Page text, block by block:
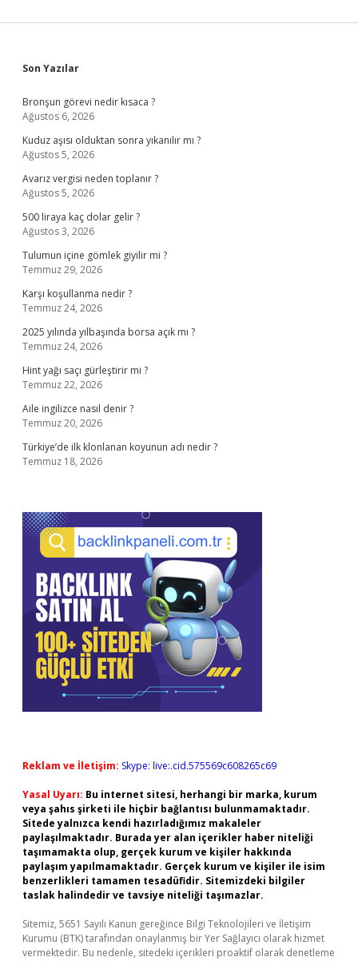
Sidebar
Son Yazılar
Bronşun görevi nedir kısaca ?
Ağustos 6, 2026
Kuduz aşısı olduktan sonra yıkanılır mı ?
Ağustos 5, 2026
Avarız vergisi neden toplanır ?
Ağustos 5, 2026
500 liraya kaç dolar gelir ?
Ağustos 3, 2026
Tulumun içine gömlek giyilir mi ?
Temmuz 29, 2026
Karşı koşullanma nedir ?
Temmuz 24, 2026
2025 yılında yılbaşında borsa açık mı ?
Temmuz 24, 2026
Hint yağı saçı gürleştirir mi ?
Temmuz 22, 2026
Aile ingilizce nasıl denir ?
Temmuz 20, 2026
Türkiye’de ilk klonlanan koyunun adı nedir ?
Temmuz 18, 2026
Reklam ve İletişim: Skype: live:.cid.575569c608265c69
Yasal Uyarı: Bu internet sitesi, herhangi bir marka, kurum
veya şahıs şirketi ile hiçbir bağlantısı bulunmamaktadır.
Sitede yalnızca kendi hazırladığımız makaleler
paylaşılmaktadır. Burada yer alan içerikler haber niteliği
taşımamakta olup, gerçek kurum ve kişiler hakkında
paylaşım yapılmamaktadır. Gerçek kurum ve kişiler ile isim
benzerlikleri tamamen tesadüfidir. Sitemizdeki bilgiler
taslak halindedir ve tavsiye niteliği taşımazlar.
Sitemiz, 5651 Sayılı Kanun gereğince Bilgi Teknolojileri ve İletişim
Kurumu (BTK) tarafından onaylanmış bir Yer Sağlayıcı olarak hizmet
vermektedir. Bu nedenle, sitedeki içerikleri proaktif olarak denetleme